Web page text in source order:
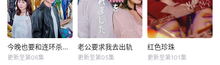
今晚也要和连环杀手约会
更新至第06集
老公要求我去出轨
更新至第05集
红色珍珠
更新至第101集